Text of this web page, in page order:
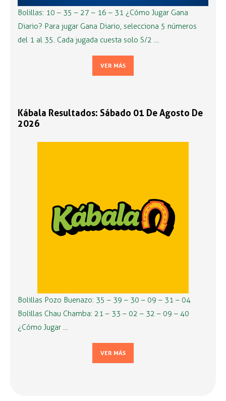
Bolillas: 10 – 35 – 27 – 16 – 31 ¿Cómo Jugar Gana
Diario? Para jugar Gana Diario, selecciona 5 números
del 1 al 35. Cada jugada cuesta solo S/2 …
VER MÁS
Kábala Resultados: Sábado 01 De Agosto De
2026
Bolillas Pozo Buenazo: 35 – 39 – 30 – 09 – 31 – 04
Bolillas Chau Chamba: 21 – 33 – 02 – 32 – 09 – 40
¿Cómo Jugar …
VER MÁS